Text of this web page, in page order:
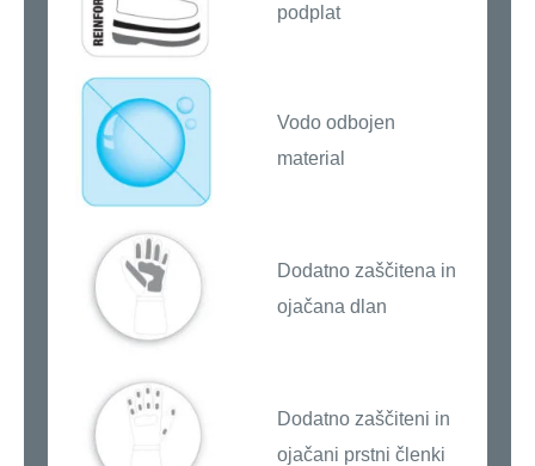
podplat
Vodo odbojen
material
Dodatno zaščitena in
ojačana dlan
Dodatno zaščiteni in
ojačani prstni členki